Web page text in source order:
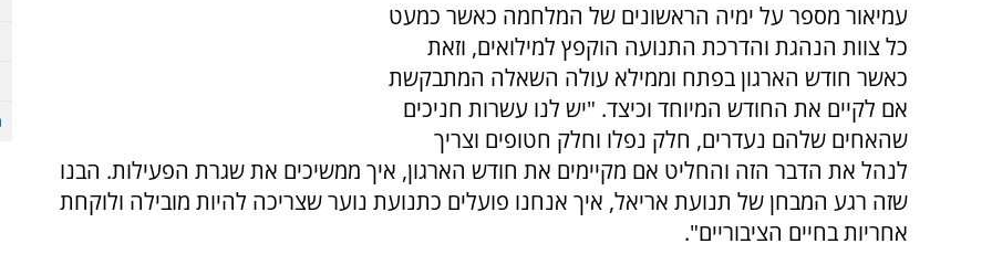
עמיאור מספר על ימיה הראשונים של המלחמה כאשר כמעט
כל צוות הנהגת והדרכת התנועה הוקפץ למילואים, וזאת
כאשר חודש הארגון בפתח וממילא עולה השאלה המתבקשת
אם לקיים את החודש המיוחד וכיצד. "יש לנו עשרות חניכים
שהאחים שלהם נעדרים, חלק נפלו וחלק חטופים וצריך
לנהל את הדבר הזה והחליט אם מקיימים את חודש הארגון, איך ממשיכים את שגרת הפעילות. הבנו
שזה רגע המבחן של תנועת אריאל, איך אנחנו פועלים כתנועת נוער שצריכה להיות מובילה ולוקחת
אחריות בחיים הציבוריים".